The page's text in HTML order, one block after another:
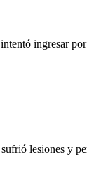
ingresar
lesiones y